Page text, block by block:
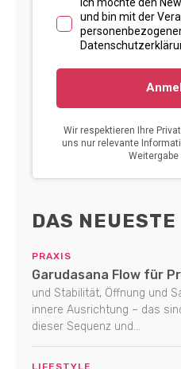
DAS NEUESTE
PRAXIS
Garudasana Flow für
und Stabilität, Öffnung und
innere Ausrichtung – das
dieser Sequenz und...
LIFESTYLE